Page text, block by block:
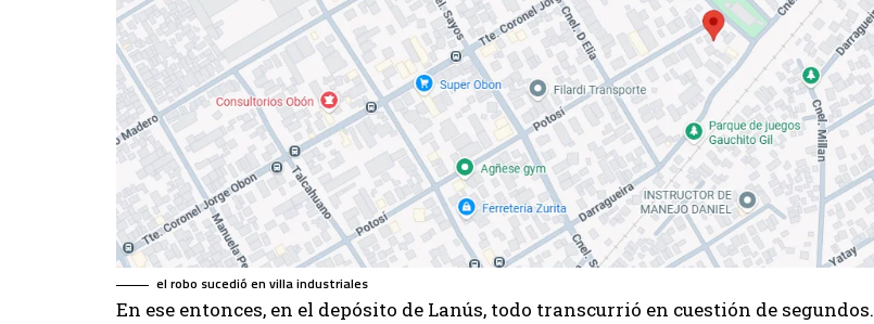
el robo sucedió en villa industriales
En ese entonces, en el depósito de Lanús, todo transcurrió en cuestión de segundos.